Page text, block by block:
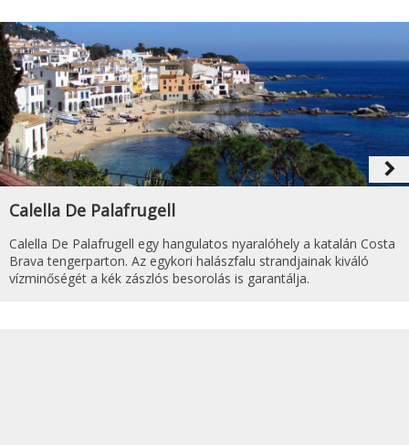
navigate_next
Calella De Palafrugell
Calella De Palafrugell egy hangulatos nyaralóhely a katalán Costa
Brava tengerparton. Az egykori halászfalu strandjainak kiváló
vízminőségét a kék zászlós besorolás is garantálja.